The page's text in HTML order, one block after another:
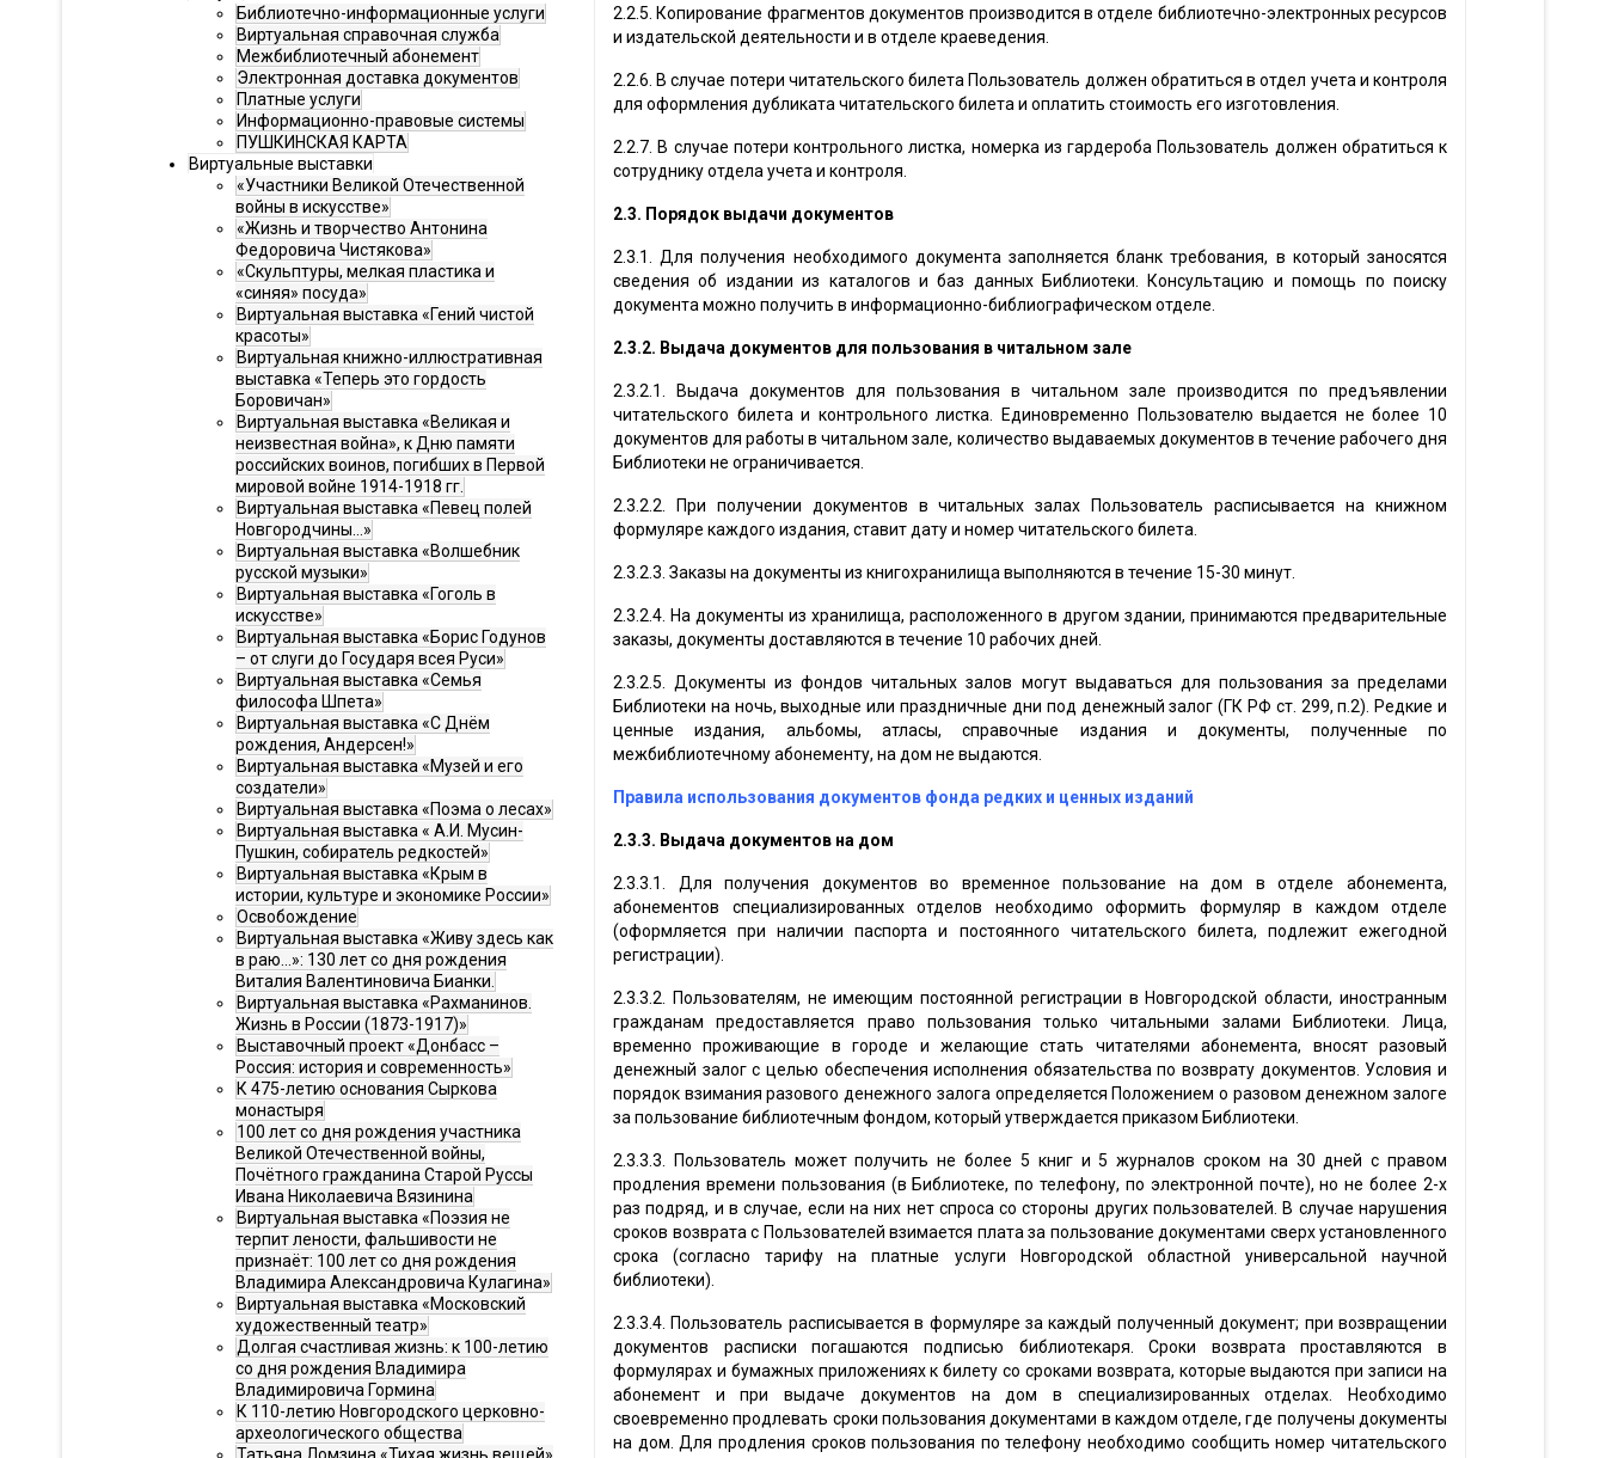
Библиотечно-информационные услуги
Виртуальная справочная служба
Межбиблиотечный абонемент
Электронная доставка документов
Платные услуги
Информационно-правовые системы
ПУШКИНСКАЯ КАРТА
Виртуальные выставки
«Участники Великой Отечественной
войны в искусстве»
«Жизнь и творчество Антонина
Федоровича Чистякова»
«Скульптуры, мелкая пластика и
«синяя» посуда»
Виртуальная выставка «Гений чистой
красоты»
Виртуальная книжно-иллюстративная
выставка «Теперь это гордость
Боровичан»
Виртуальная выставка «Великая и
неизвестная война», к Дню памяти
российских воинов, погибших в Первой
мировой войне 1914-1918 гг.
Виртуальная выставка «Певец полей
Новгородчины…»
Виртуальная выставка «Волшебник
русской музыки»
Виртуальная выставка «Гоголь в
искусстве»
Виртуальная выставка «Борис Годунов
– от слуги до Государя всея Руси»
Виртуальная выставка «Семья
философа Шпета»
Виртуальная выставка «С Днём
рождения, Андерсен!»
Виртуальная выставка «Музей и его
создатели»
Виртуальная выставка «Поэма о лесах»
Виртуальная выставка « А.И. Мусин-
Пушкин, собиратель редкостей»
Виртуальная выставка «Крым в
истории, культуре и экономике России»
Освобождение
Виртуальная выставка «Живу здесь как
в раю…»: 130 лет со дня рождения
Виталия Валентиновича Бианки.
Виртуальная выставка «Рахманинов.
Жизнь в России (1873-1917)»
Выставочный проект «Донбасс –
Россия: история и современность»
К 475-летию основания Сыркова
монастыря
100 лет со дня рождения участника
Великой Отечественной войны,
Почётного гражданина Старой Руссы
Ивана Николаевича Вязинина
Виртуальная выставка «Поэзия не
терпит лености, фальшивости не
признаёт: 100 лет со дня рождения
Владимира Александровича Кулагина»
Виртуальная выставка «Московский
художественный театр»
Долгая счастливая жизнь: к 100-летию
со дня рождения Владимира
Владимировича Гормина
К 110-летию Новгородского церковно-
археологического общества
2.2.5. Копирование фрагментов документов производится в отделе библиотечно-электронных ресурсов
и издательской деятельности и в отделе краеведения.
2.2.6. В случае потери читательского билета Пользователь должен обратиться в отдел учета и контроля
для оформления дубликата читательского билета и оплатить стоимость его изготовления.
2.2.7. В случае потери контрольного листка, номерка из гардероба Пользователь должен обратиться к
сотруднику отдела учета и контроля.
2.3. Порядок выдачи документов
2.3.1. Для получения необходимого документа заполняется бланк требования, в который заносятся
сведения об издании из каталогов и баз данных Библиотеки. Консультацию и помощь по поиску
документа можно получить в информационно-библиографическом отделе.
2.3.2. Выдача документов для пользования в читальном зале
2.3.2.1. Выдача документов для пользования в читальном зале производится по предъявлении
читательского билета и контрольного листка. Единовременно Пользователю выдается не более 10
документов для работы в читальном зале, количество выдаваемых документов в течение рабочего дня
Библиотеки не ограничивается.
2.3.2.2. При получении документов в читальных залах Пользователь расписывается на книжном
формуляре каждого издания, ставит дату и номер читательского билета.
2.3.2.3. Заказы на документы из книгохранилища выполняются в течение 15-30 минут.
2.3.2.4. На документы из хранилища, расположенного в другом здании, принимаются предварительные
заказы, документы доставляются в течение 10 рабочих дней.
2.3.2.5. Документы из фондов читальных залов могут выдаваться для пользования за пределами
Библиотеки на ночь, выходные или праздничные дни под денежный залог (ГК РФ ст. 299, п.2). Редкие и
ценные издания, альбомы, атласы, справочные издания и документы, полученные по
межбиблиотечному абонементу, на дом не выдаются.
Правила использования документов фонда редких и ценных изданий
2.3.3. Выдача документов на дом
2.3.3.1. Для получения документов во временное пользование на дом в отделе абонемента,
абонементов специализированных отделов необходимо оформить формуляр в каждом отделе
(оформляется при наличии паспорта и постоянного читательского билета, подлежит ежегодной
регистрации).
2.3.3.2. Пользователям, не имеющим постоянной регистрации в Новгородской области, иностранным
гражданам предоставляется право пользования только читальными залами Библиотеки. Лица,
временно проживающие в городе и желающие стать читателями абонемента, вносят разовый
денежный залог с целью обеспечения исполнения обязательства по возврату документов. Условия и
порядок взимания разового денежного залога определяется Положением о разовом денежном залоге
за пользование библиотечным фондом, который утверждается приказом Библиотеки.
2.3.3.3. Пользователь может получить не более 5 книг и 5 журналов сроком на 30 дней с правом
продления времени пользования (в Библиотеке, по телефону, по электронной почте), но не более 2-х
раз подряд, и в случае, если на них нет спроса со стороны других пользователей. В случае нарушения
сроков возврата с Пользователей взимается плата за пользование документами сверх установленного
срока (согласно тарифу на платные услуги Новгородской областной универсальной научной
библиотеки).
2.3.3.4. Пользователь расписывается в формуляре за каждый полученный документ; при возвращении
документов расписки погашаются подписью библиотекаря. Сроки возврата проставляются в
формулярах и бумажных приложениях к билету со сроками возврата, которые выдаются при записи на
абонемент и при выдаче документов на дом в специализированных отделах. Необходимо
своевременно продлевать сроки пользования документами в каждом отделе, где получены документы
на дом. Для продления сроков пользования по телефону необходимо сообщить номер читательского